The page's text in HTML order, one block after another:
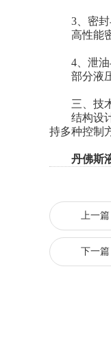
3、​​密封
高性能密
4、​​泄油
部分液压
三、技
结构设计
持多种控制
丹佛斯
上一篇
下一篇